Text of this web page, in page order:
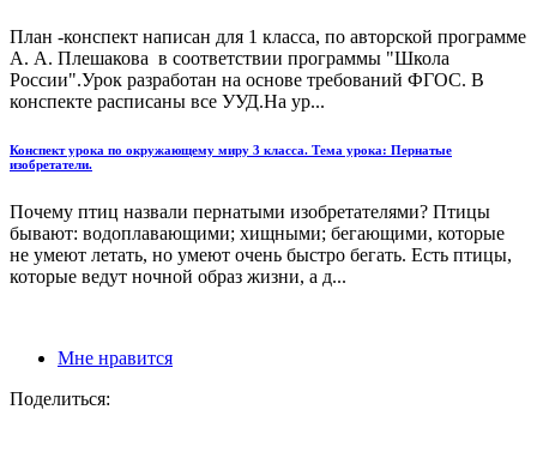
План -конспект написан для 1 класса, по авторской программе
А. А. Плешакова в соответствии программы "Школа
России".Урок разработан на основе требований ФГОС. В
конспекте расписаны все УУД.На ур...
Конспект урока по окружающему миру 3 класса. Тема урока: Пернатые
изобретатели.
Почему птиц назвали пернатыми изобретателями? Птицы
бывают: водоплавающими; хищными; бегающими, которые
не умеют летать, но умеют очень быстро бегать. Есть птицы,
которые ведут ночной образ жизни, а д...
Мне нравится
Поделиться: